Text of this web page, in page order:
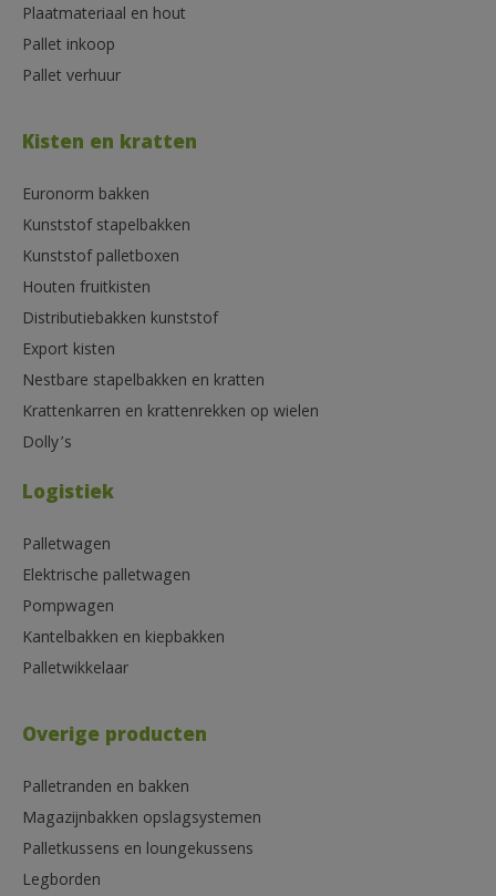
Plaatmateriaal en hout
Pallet inkoop
Pallet verhuur
Kisten en kratten
Euronorm bakken
Kunststof stapelbakken
Kunststof palletboxen
Houten fruitkisten
Distributiebakken kunststof
Export kisten
Nestbare stapelbakken en kratten
Krattenkarren en krattenrekken op wielen
Dolly’s
Logistiek
Palletwagen
Elektrische palletwagen
Pompwagen
Kantelbakken en kiepbakken
Palletwikkelaar
Overige producten
Palletranden en bakken
Magazijnbakken opslagsystemen
Palletkussens en loungekussens
Legborden